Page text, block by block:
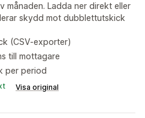
månaden. Ladda ner direkt eller
skydd mot dubblettutskick
(CSV-exporter)
till mottagare
per period
Visa original